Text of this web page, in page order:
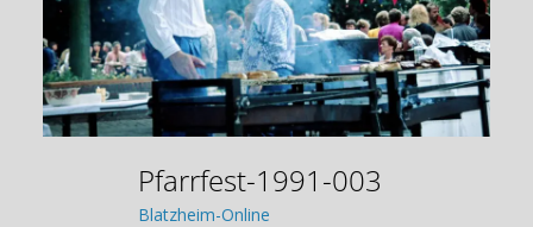
Pfarrfest-1991-003
Blatzheim-Online